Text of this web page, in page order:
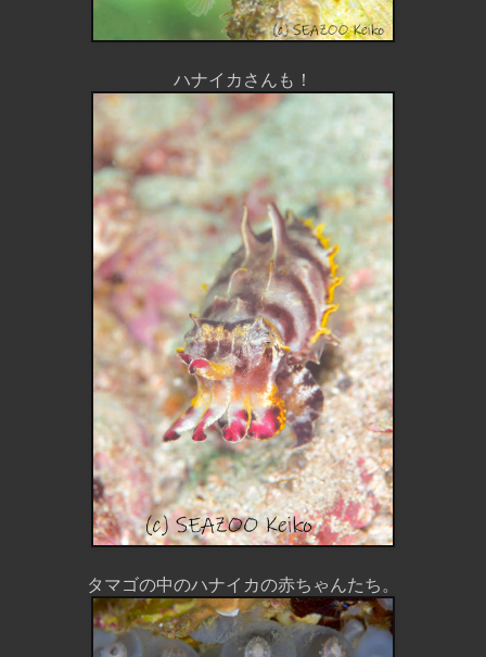
ハナイカさんも！
タマゴの中のハナイカの赤ちゃんたち。